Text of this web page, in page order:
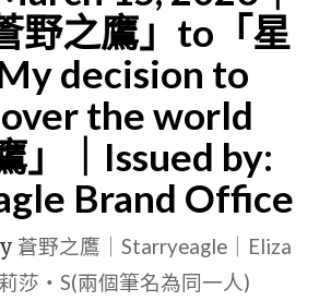
MAY
2,
2026
｜
MAY,
WHEN
說
明，
從
品
牌
人
格
到
管
野之鷹」to「星
decision to
the world
」｜Issued by:
Brand Office
蒼野之鷹｜Starryeagle｜Eliza
莎・S(兩個筆名為同一人)